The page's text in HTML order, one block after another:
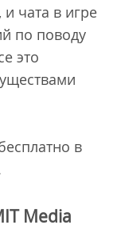
чата в игре
по поводу
это
в
Media